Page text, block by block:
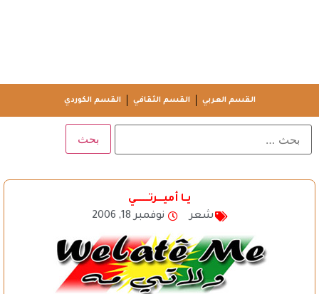
القسم العربي القسم الثقافي القسم الكوردي
يــا أميــــرتـــــــــي
شعر
نوفمبر 18, 2006